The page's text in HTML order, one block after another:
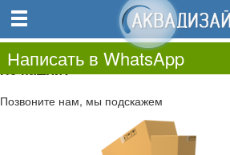
0.00
0
Не нашли?
Позвоните нам, мы подскажем
Написать в WhatsApp